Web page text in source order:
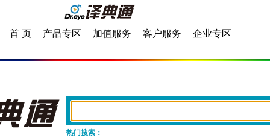
首 页 | 产品专区 | 加值服务 | 客户服务 | 企业专区
热门搜索：